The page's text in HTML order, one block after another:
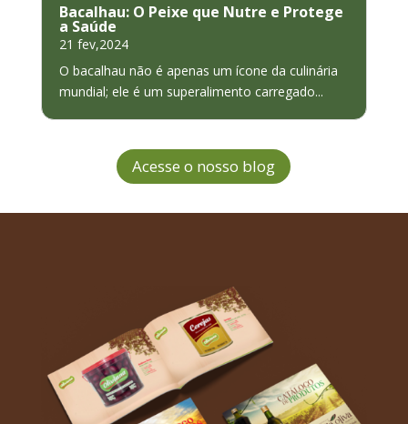
Bacalhau: O Peixe que Nutre e Protege
a Saúde
21 fev,2024
O bacalhau não é apenas um ícone da culinária
mundial; ele é um superalimento carregado...
Acesse o nosso blog